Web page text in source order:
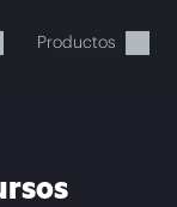
Productos